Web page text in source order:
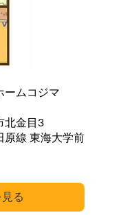
ームコジマ
北金目3
原線 東海大学前